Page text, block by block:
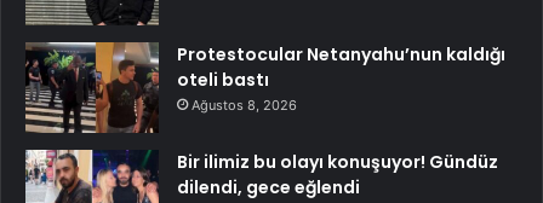
Protestocular Netanyahu’nun kaldığı
oteli bastı
Ağustos 8, 2026
Bir ilimiz bu olayı konuşuyor! Gündüz
dilendi, gece eğlendi